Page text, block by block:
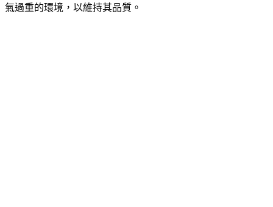
氣過重的環境，以維持其品質。